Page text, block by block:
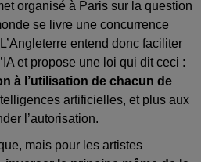
organisé à Paris sur la question
se livre une concurrence
entend donc faciliter
et propose une loi qui dit ceci :
à l’utilisation de chacun de
artificielles, et plus aux
l’autorisation.
mais pour les artistes